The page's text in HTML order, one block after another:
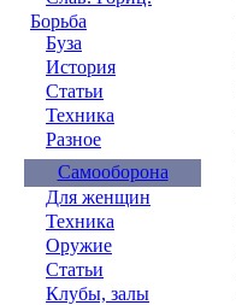
Борьба
Буза
История
Статьи
Техника
Разное
Самооборона
Для женщин
Техника
Оружие
Статьи
Клубы, залы